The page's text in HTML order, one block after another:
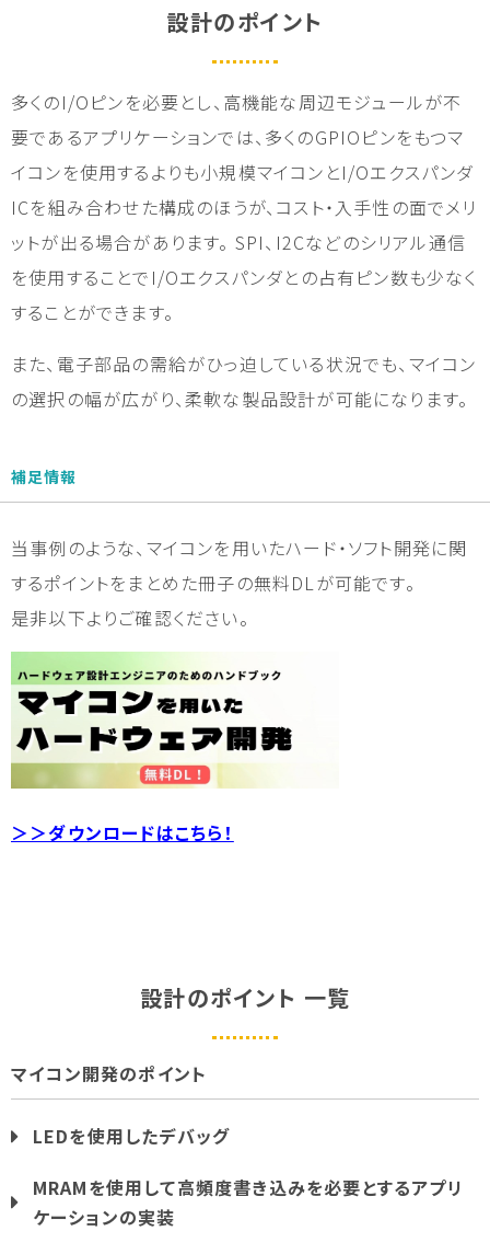
設計のポイント
多くのI/Oピンを必要とし、高機能な周辺モジュールが不
要であるアプリケーションでは、多くのGPIOピンをもつマ
イコンを使用するよりも小規模マイコンとI/Oエクスパンダ
ICを組み合わせた構成のほうが、コスト・入手性の面でメリ
ットが出る場合があります。 SPI、I2Cなどのシリアル通信
を使用することでI/Oエクスパンダとの占有ピン数も少なく
することができます。
また、電子部品の需給がひっ迫している状況でも、マイコン
の選択の幅が広がり、柔軟な製品設計が可能になります。
補足情報
当事例のような、マイコンを用いたハード・ソフト開発に関
するポイントをまとめた冊子の無料DLが可能です。
是非以下よりご確認ください。
＞＞ダウンロードはこちら！
設計のポイント 一覧
マイコン開発のポイント
LEDを使用したデバッグ
MRAMを使用して高頻度書き込みを必要とするアプリ
ケーションの実装